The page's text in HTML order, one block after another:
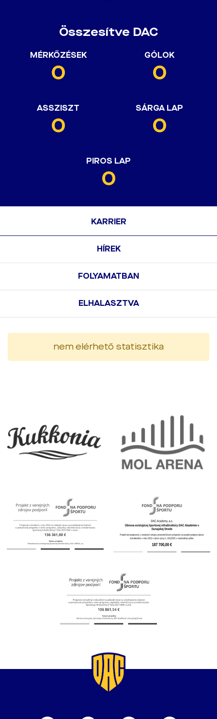
Összesítve DAC
MÉRKŐZÉSEK
0
GÓLOK
0
ASSZISZT
0
SÁRGA LAP
0
PIROS LAP
0
KARRIER
HÍREK
FOLYAMATBAN
ELHALASZTVA
nem elérhető statisztika